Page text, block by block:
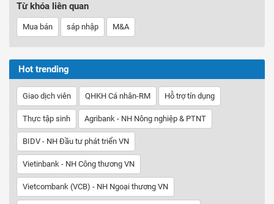
Từ khóa liên quan
Mua bán sáp nhập M&A
Hot trending
Giao dịch viên QHKH Cá nhân-RM Hỗ trợ tín dụng
Thực tập sinh Agribank - NH Nông nghiệp & PTNT
BIDV - NH Đầu tư phát triển VN
Vietinbank - NH Công thương VN
Vietcombank (VCB) - NH Ngoại thương VN